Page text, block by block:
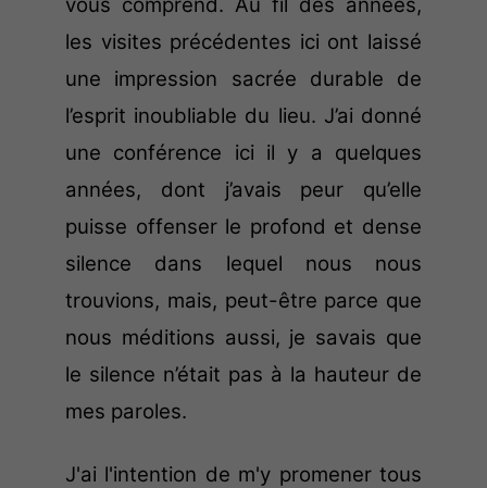
les visites précédentes ici ont laissé
une impression sacrée durable de
l’esprit inoubliable du lieu. J’ai donné
une conférence ici il y a quelques
années, dont j’avais peur qu’elle
puisse offenser le profond et dense
silence dans lequel nous nous
trouvions, mais, peut-être parce que
nous méditions aussi, je savais que
le silence n’était pas à la hauteur de
mes paroles.
J'ai l'intention de m'y promener tous